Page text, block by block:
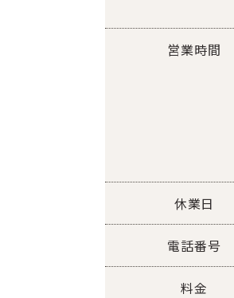
営業時間
休業日
電話番号
料金